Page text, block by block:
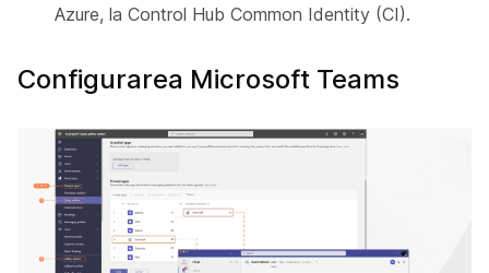
Azure, la Control Hub Common Identity (CI).
Configurarea Microsoft Teams